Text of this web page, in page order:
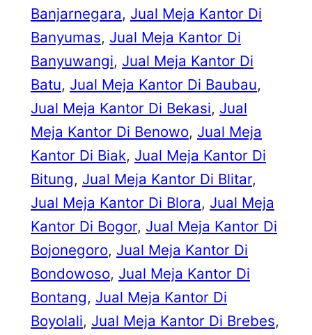
Banjarnegara, Jual Meja Kantor Di
Banyumas, Jual Meja Kantor Di
Banyuwangi, Jual Meja Kantor Di
Batu, Jual Meja Kantor Di Baubau
Jual Meja Kantor Di Bekasi, Jual
Meja Kantor Di Benowo, Jual Meja
Kantor Di Biak, Jual Meja Kantor Di
Bitung, Jual Meja Kantor Di Blitar
Jual Meja Kantor Di Blora, Jual Meja
Kantor Di Bogor, Jual Meja Kantor Di
Bojonegoro, Jual Meja Kantor Di
Bondowoso, Jual Meja Kantor Di
Bontang, Jual Meja Kantor Di
Boyolali, Jual Meja Kantor Di Brebes